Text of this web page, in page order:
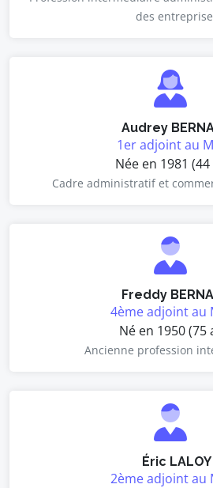
des
Audrey
1er adjoint au
Née en 1981 (44
Cadre administratif et
Freddy
4ème adjoint au
Né en 1950 (75
Ancienne profession
Éric LALOY
2ème adjoint au